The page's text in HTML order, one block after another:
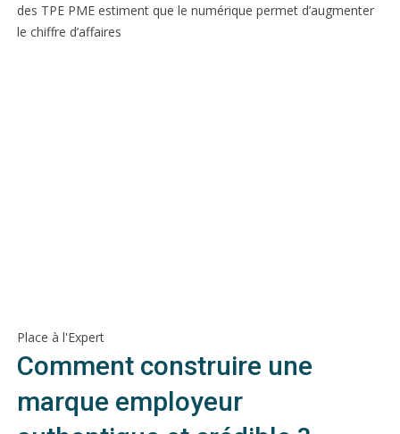
des TPE PME estiment que le numérique permet d’augmenter
le chiffre d’affaires
Place à l'Expert
Comment construire une
marque employeur